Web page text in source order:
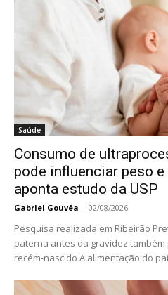
Saúde
Consumo de
pode influenciar peso e
aponta estudo da USP
Gabriel Gouvêa - 02/08/2026
Pesquisa realizada em Ribeirão
paterna antes da gravidez
recém-nascido A alimentação do